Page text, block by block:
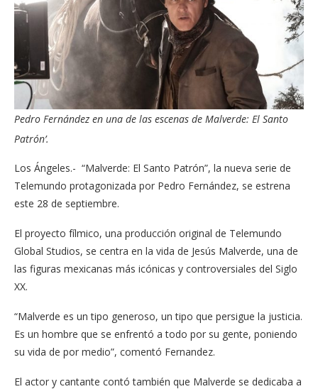
Pedro Fernández en una de las escenas de Malverde: El Santo
Patrón’.
Los Ángeles.- “Malverde: El Santo Patrón”, la nueva serie de
Telemundo protagonizada por Pedro Fernández, se estrena
este 28 de septiembre.
El proyecto fílmico, una producción original de Telemundo
Global Studios, se centra en la vida de Jesús Malverde, una de
las figuras mexicanas más icónicas y controversiales del Siglo
XX.
“Malverde es un tipo generoso, un tipo que persigue la justicia.
Es un hombre que se enfrentó a todo por su gente, poniendo
su vida de por medio”, comentó Fernandez.
El actor y cantante contó también que Malverde se dedicaba a